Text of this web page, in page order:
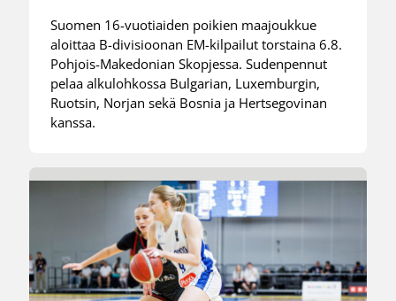
Suomen 16-vuotiaiden poikien maajoukkue
aloittaa B-divisioonan EM-kilpailut torstaina 6.8.
Pohjois-Makedonian Skopjessa. Sudenpennut
pelaa alkulohkossa Bulgarian, Luxemburgin,
Ruotsin, Norjan sekä Bosnia ja Hertsegovinan
kanssa.